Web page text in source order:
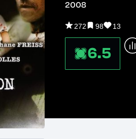
2008
272 98 13
6.5